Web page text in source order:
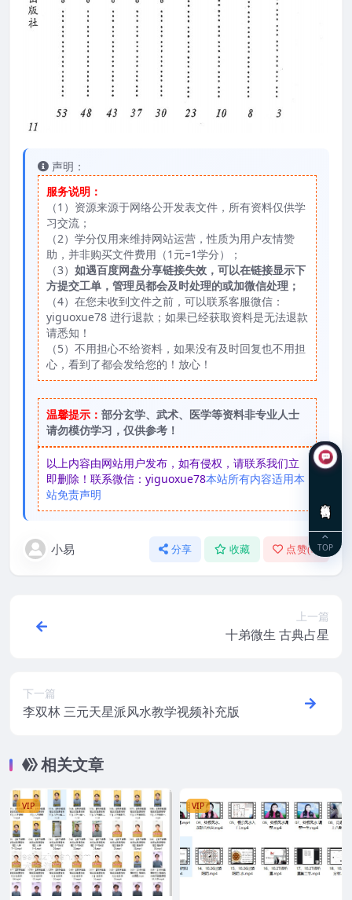
声明：
服务说明：
（1）资源来源于网络公开发表文件，所有资料仅供学
习交流；
（2）学分仅用来维持网站运营，性质为用户友情赞
助，并非购买文件费用（1元=1学分）；
（3） 如遇百度网盘分享链接失效，可以在链接显示下
方提交工单，管理员都会及时处理的或加微信处理；
（4）在您未收到文件之前，可以联系客服微信：
yiguoxue78 进行退款；如果已经获取资料是无法退款
请悉知！
（5）不用担心不给资料，如果没有及时回复也不用担
心，看到了都会发给您的！放心！
温馨提示： 部分玄学、武术、医学等资料非专业人士
请勿模仿学习，仅供参考！
以上内容由网站用户发布，如有侵权，请联系我们立
即删除！联系微信：yiguoxue78本站所有内容适用本
站免责声明
小易 分享 收藏 点赞(0 )
上一篇
十弟微生 古典占星
下一篇
李双林 三元天星派风水教学视频补充版
相关文章
VIP VIP
TOP